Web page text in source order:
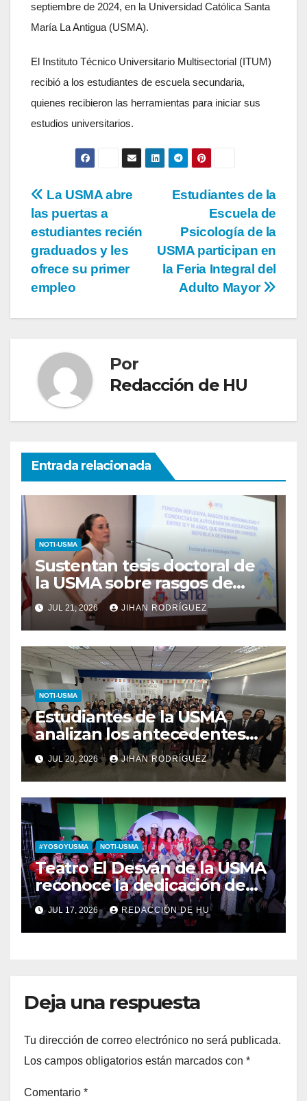
septiembre de 2024, en la Universidad Católica Santa
María La Antigua (USMA).
El Instituto Técnico Universitario Multisectorial (ITUM)
recibió a los estudiantes de escuela secundaria,
quienes recibieron las herramientas para iniciar sus
estudios universitarios.
Estudiantes de la
Escuela de
Psicología de la
USMA participan en
la Feria Integral del
Adulto Mayor
La USMA abre
las puertas a
estudiantes recién
graduados y les
ofrece su primer
empleo
Por
Redacción de HU
Entrada relacionada
NOTI-USMA
Sustentan tesis doctoral de
la USMA sobre rasgos de
personalidad y conductas de
autolesión en adolescentes
JUL 21, 2026 JIHAN RODRÍGUEZ
NOTI-USMA
Estudiantes de la USMA
analizan los antecedentes
del Derecho Romano junto a
diputada invitada
JUL 20, 2026 JIHAN RODRÍGUEZ
#YOSOYUSMA NOTI-USMA
Teatro El Desván de la USMA
reconoce la dedicación de
sus estudiantes en su 43
aniversario
JUL 17, 2026 REDACCIÓN DE HU
Deja una respuesta
Tu dirección de correo electrónico no será publicada.
Los campos obligatorios están marcados con *
Comentario *